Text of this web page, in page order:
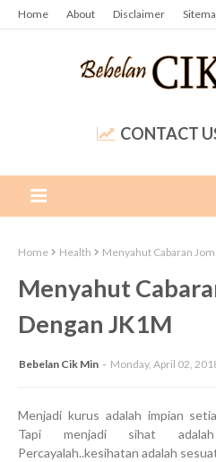
Home About Disclaimer
CONTACT
Home Health Menyahut Cabaran
Menyahut
Dengan JK1M
Bebelan Cik Min Monday, April 02,
Menjadi kurus adalah impian
Tapi menjadi sihat
Percayalah..kesihatan adalah